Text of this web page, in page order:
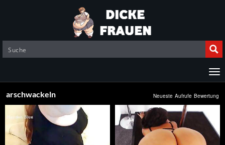
arschwackeln Neueste Aufrufe Bewertung